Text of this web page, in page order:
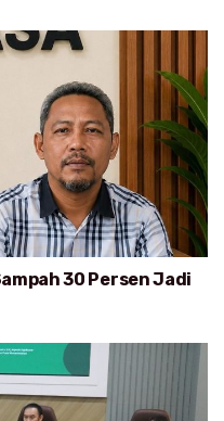
30 Persen Jadi